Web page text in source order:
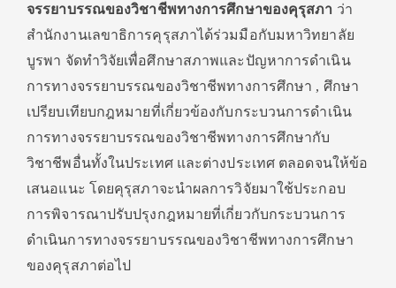
จรรยาบรรณของวิชาชีพทางการศึกษาของคุรุสภา ว่า
สำนักงานเลขาธิการคุรุสภาได้ร่วมมือกับมหาวิทยาลัย
บูรพา จัดทำวิจัยเพื่อศึกษาสภาพและปัญหาการดำเนิน
การทางจรรยาบรรณของวิชาชีพทางการศึกษา , ศึกษา
เปรียบเทียบกฎหมายที่เกี่ยวข้องกับกระบวนการดำเนิน
การทางจรรยาบรรณของวิชาชีพทางการศึกษากับ
วิชาชีพอื่นทั้งในประเทศ และต่างประเทศ ตลอดจนให้ข้อ
เสนอแนะ โดยคุรุสภาจะนำผลการวิจัยมาใช้ประกอบ
การพิจารณาปรับปรุงกฎหมายที่เกี่ยวกับกระบวนการ
ดำเนินการทางจรรยาบรรณของวิชาชีพทางการศึกษา
ของคุรุสภาต่อไป